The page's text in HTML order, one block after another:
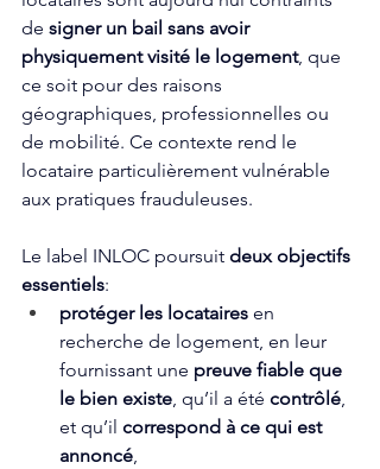
de signer un bail sans avoir
physiquement visité le logement, que
ce soit pour des raisons
géographiques, professionnelles ou
de mobilité. Ce contexte rend le
locataire particulièrement vulnérable
aux pratiques frauduleuses.
Le label INLOC poursuit deux objectifs
essentiels:
protéger les locataires en
recherche de logement, en leur
fournissant une preuve fiable que
le bien existe, qu’il a été contrôlé,
et qu’il correspond à ce qui est
annoncé,